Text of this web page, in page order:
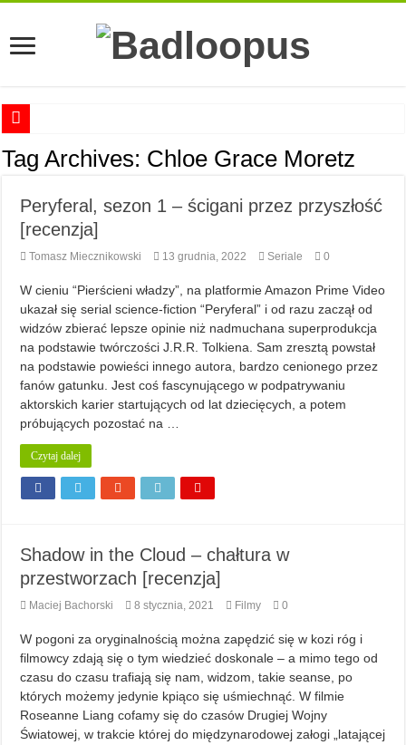
Anna Romaszkan – Praca w prosektorium nie pomaga oswoić się ze
Najlepsze mangi dla dorosłych
Najciekawsze zapowiedzi komiksowe na 2023 rok
Tag Archives: Chloe Grace Moretz
Peryferal, sezon 1 – ścigani przez przyszłość
[recenzja]
Tomasz Miecznikowski 13 grudnia, 2022 Seriale 0
W cieniu “Pierścieni władzy”, na platformie Amazon Prime Video
ukazał się serial science-fiction “Peryferal” i od razu zaczął od
widzów zbierać lepsze opinie niż nadmuchana superprodukcja
na podstawie twórczości J.R.R. Tolkiena. Sam zresztą powstał
na podstawie powieści innego autora, bardzo cenionego przez
fanów gatunku. Jest coś fascynującego w podpatrywaniu
aktorskich karier startujących od lat dziecięcych, a potem
próbujących pozostać na …
Czytaj dalej
Shadow in the Cloud – chałtura w
przestworzach [recenzja]
Maciej Bachorski 8 stycznia, 2021 Filmy 0
W pogoni za oryginalnością można zapędzić się w kozi róg i
filmowcy zdają się o tym wiedzieć doskonale – a mimo tego od
czasu do czasu trafiają się nam, widzom, takie seanse, po
których możemy jedynie kpiąco się uśmiechnąć. W filmie
Roseanne Liang cofamy się do czasów Drugiej Wojny
Światowej, w trakcie której do międzynarodowej załogi „latającej